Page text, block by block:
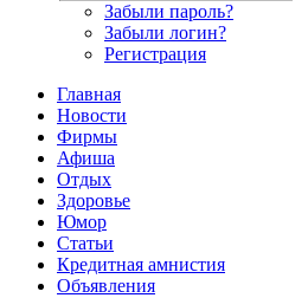
Забыли пароль?
Забыли логин?
Регистрация
Главная
Новости
Фирмы
Афиша
Отдых
Здоровье
Юмор
Статьи
Кредитная амнистия
Объявления